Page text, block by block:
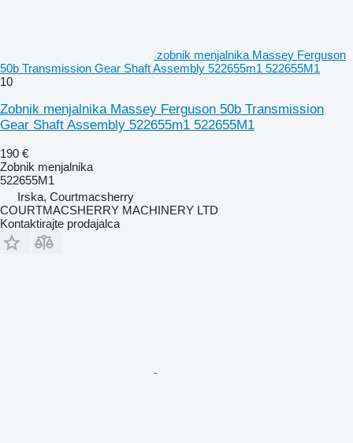
zobnik menjalnika Massey Ferguson
50b Transmission Gear Shaft Assembly 522655m1 522655M1
10
Zobnik menjalnika Massey Ferguson 50b Transmission
Gear Shaft Assembly 522655m1 522655M1
190 €
Zobnik menjalnika
522655M1
Irska, Courtmacsherry
COURTMACSHERRY MACHINERY LTD
Kontaktirajte prodajalca